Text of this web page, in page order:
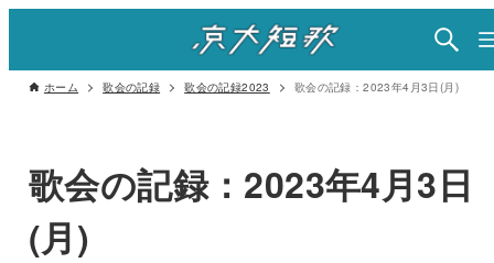
ホーム 歌会の記録 歌会の記録2023 歌会の記録：2023年4月3日(月)
歌会の記録：2023年4月3日
(月)